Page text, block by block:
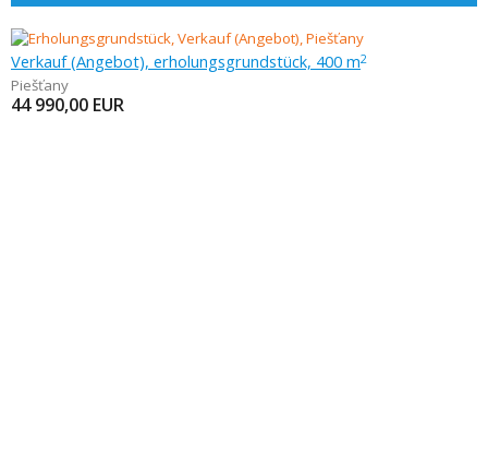
Verkauf (Angebot), erholungsgrundstück, 400 m2
Piešťany
44 990,00 EUR